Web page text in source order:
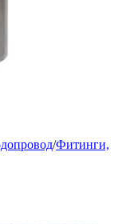
/Фитинги,